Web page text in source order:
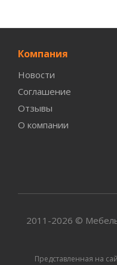
Компания
Новости
Соглашение
Отзывы
О компании
2011-2026 ©
Представленная на